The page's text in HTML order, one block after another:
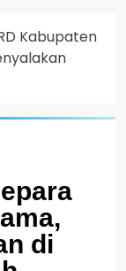
Kabupaten
di